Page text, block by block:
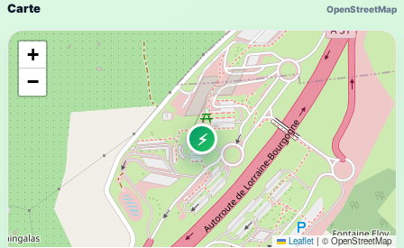
Carte OpenStreetMap
⚡
+
−
Leaflet | © OpenStreetMap